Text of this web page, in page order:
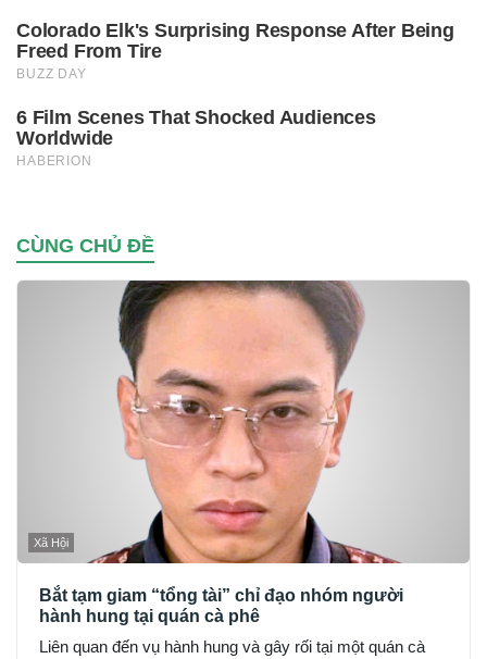
CÙNG CHỦ ĐỀ
Xã Hội
Bắt tạm giam “tổng tài” chỉ đạo nhóm người
hành hung tại quán cà phê
Liên quan đến vụ hành hung và gây rối tại một quán cà